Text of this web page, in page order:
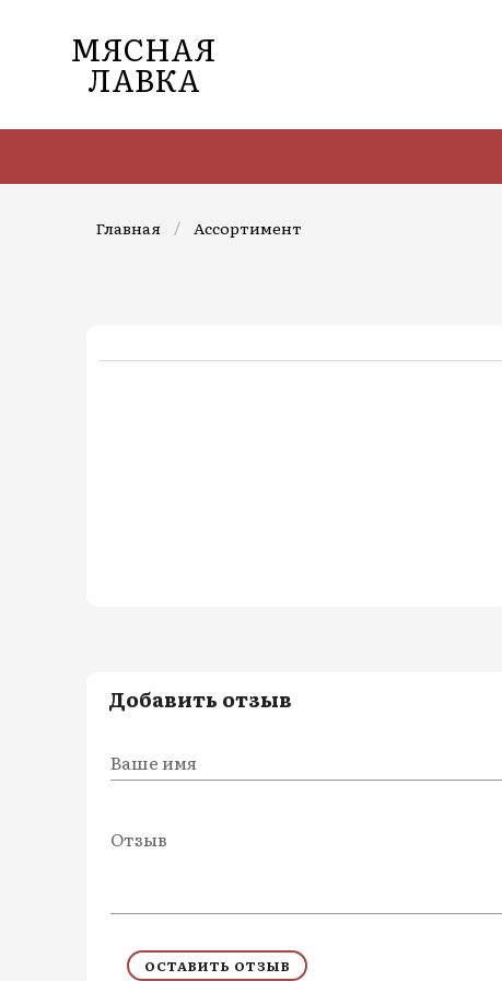
МЯСНАЯ
ЛАВКА
Главная / Ассортимент
Добавить отзыв
Ваше имя
Отзыв
ОСТАВИТЬ ОТЗЫВ